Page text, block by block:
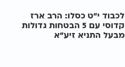
לכבוד י"ט כסלו: הרב ארז
קדוסי עם 5 הבטחות גדולות
מבעל התניא זיע"א